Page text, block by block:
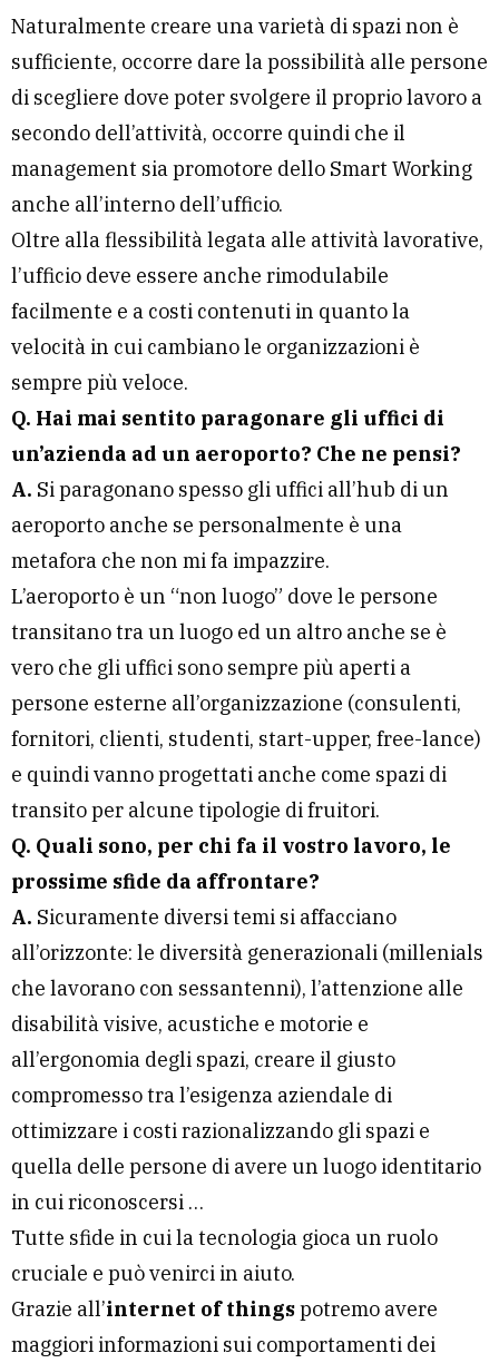
Naturalmente creare una varietà di spazi non è
sufficiente, occorre dare la possibilità alle persone
di scegliere dove poter svolgere il proprio lavoro a
secondo dell’attività, occorre quindi che il
management sia promotore dello Smart Working
anche all’interno dell’ufficio.
Oltre alla flessibilità legata alle attività lavorative,
l’ufficio deve essere anche rimodulabile
facilmente e a costi contenuti in quanto la
velocità in cui cambiano le organizzazioni è
sempre più veloce.
Q. Hai mai sentito paragonare gli uffici di
un’azienda ad un aeroporto? Che ne pensi?
A. Si paragonano spesso gli uffici all’hub di un
aeroporto anche se personalmente è una
metafora che non mi fa impazzire.
L’aeroporto è un “non luogo” dove le persone
transitano tra un luogo ed un altro anche se è
vero che gli uffici sono sempre più aperti a
persone esterne all’organizzazione (consulenti,
fornitori, clienti, studenti, start-upper, free-lance)
e quindi vanno progettati anche come spazi di
transito per alcune tipologie di fruitori.
Q. Quali sono, per chi fa il vostro lavoro, le
prossime sfide da affrontare?
A. Sicuramente diversi temi si affacciano
all’orizzonte: le diversità generazionali (millenials
che lavorano con sessantenni), l’attenzione alle
disabilità visive, acustiche e motorie e
all’ergonomia degli spazi, creare il giusto
compromesso tra l’esigenza aziendale di
ottimizzare i costi razionalizzando gli spazi e
quella delle persone di avere un luogo identitario
in cui riconoscersi …
Tutte sfide in cui la tecnologia gioca un ruolo
cruciale e può venirci in aiuto.
Grazie all’internet of thingspotremo avere
maggiori informazioni sui comportamenti dei